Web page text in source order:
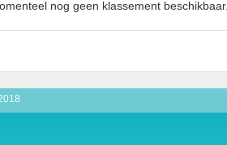
nog geen klassement beschikbaar.